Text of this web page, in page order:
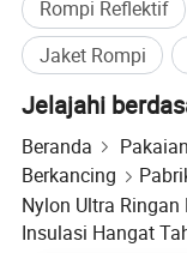
Rompi Reflektif
Jaket Rompi
Jelajahi
Beranda
Berkancing
Nylon Ultra
Insulasi Hangat